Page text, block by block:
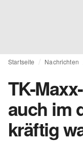
Startseite Nachrichten
TK-
auch im
kräftig